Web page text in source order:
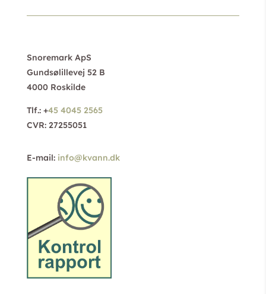
Snoremark ApS
Gundsølillevej 52 B
4000 Roskilde
Tlf.: +45 4045 2565
CVR: 27255051
E-mail: info@kvann.dk